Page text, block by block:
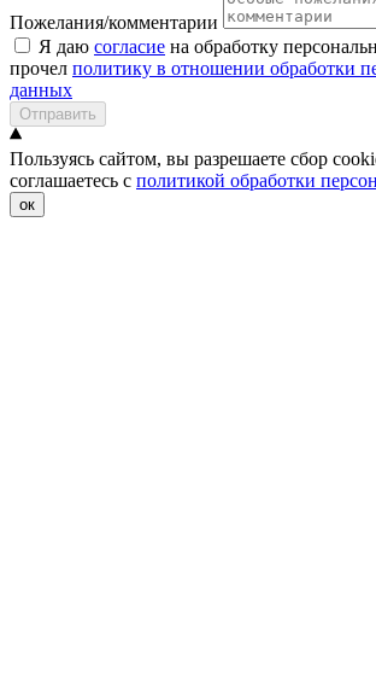
Пожелания/комментарии
Я даю согласие на обработку
прочел политику в отношении обработки
данных
Отправить
Пользуясь сайтом, вы разрешаете сбор
соглашаетесь с политикой обработки
ок